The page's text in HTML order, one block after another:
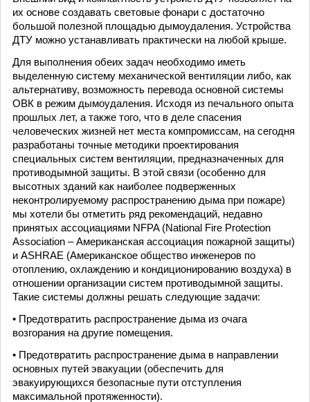
их основе создавать световые фонари с достаточно
большой полезной площадью дымоудаления. Устройства
ДТУ можно устанавливать практически на любой крыше.
Для выполнения обеих задач необходимо иметь
выделенную систему механической вентиляции либо, как
альтернативу, возможность перевода основной системы
ОВК в режим дымоудаления. Исходя из печального опыта
прошлых лет, а также того, что в деле спасения
человеческих жизней нет места компромиссам, на сегодня
разработаны точные методики проектирования
специальных систем вентиляции, предназначенных для
противодымной защиты. В этой связи (особенно для
высотных зданий как наиболее подверженных
неконтролируемому распространению дыма при пожаре)
мы хотели бы отметить ряд рекомендаций, недавно
принятых ассоциациями NFPA (National Fire Protection
Association – Американская ассоциация пожарной защиты)
и ASHRAE (Американское общество инженеров по
отоплению, охлаждению и кондиционированию воздуха) в
отношении организации систем противодымной защиты.
Такие системы должны решать следующие задачи:
• Предотвратить распространение дыма из очага
возгорания на другие помещения.
• Предотвратить распространение дыма в направлении
основных путей эвакуации (обеспечить для
эвакуирующихся безопасные пути отступления
максимальной протяженности).